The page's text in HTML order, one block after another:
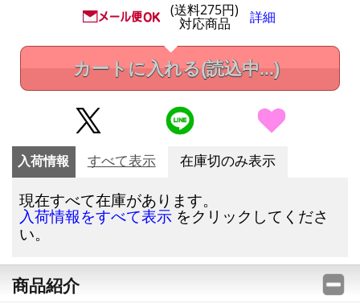
(送料275円)
対応商品 詳細
カートに入れる(読込中...)
入荷情報 すべて表示 在庫切のみ表示
現在すべて在庫があります。
入荷情報をすべて表示 をクリックしてくださ
い。
商品紹介